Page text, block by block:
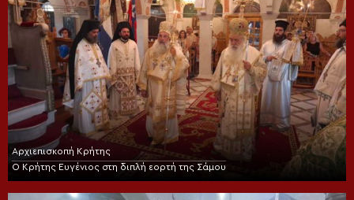
Αρχιεπισκοπή Κρήτης
Ο Κρήτης Ευγένιος στη διπλή εορτή της Σάμου